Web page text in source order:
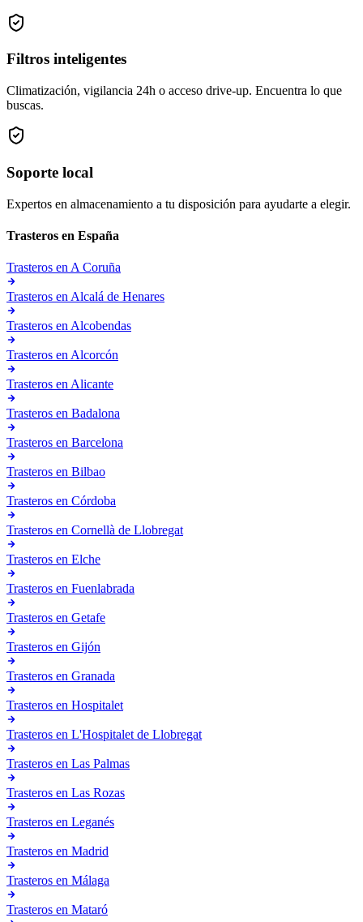
Filtros inteligentes
Climatización, vigilancia 24h o acceso drive-up. Encuentra lo que
buscas.
Soporte local
Expertos en almacenamiento a tu disposición para ayudarte a elegir.
Trasteros en España
Trasteros en A Coruña
Trasteros en Alcalá de Henares
Trasteros en Alcobendas
Trasteros en Alcorcón
Trasteros en Alicante
Trasteros en Badalona
Trasteros en Barcelona
Trasteros en Bilbao
Trasteros en Córdoba
Trasteros en Cornellà de Llobregat
Trasteros en Elche
Trasteros en Fuenlabrada
Trasteros en Getafe
Trasteros en Gijón
Trasteros en Granada
Trasteros en Hospitalet
Trasteros en L'Hospitalet de Llobregat
Trasteros en Las Palmas
Trasteros en Las Rozas
Trasteros en Leganés
Trasteros en Madrid
Trasteros en Málaga
Trasteros en Mataró